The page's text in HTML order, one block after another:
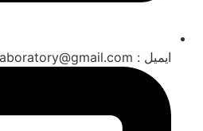
ایمیل : maadlaboratory@gmail.com